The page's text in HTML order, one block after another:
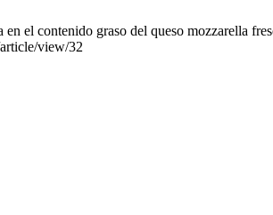
el contenido graso del queso mozzarella
view/32